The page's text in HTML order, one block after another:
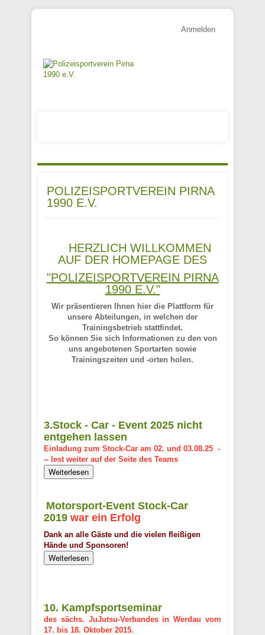
Anmelden
POLIZEISPORTVEREIN PIRNA
1990 E.V.
HERZLICH WILLKOMMEN
AUF DER HOMEPAGE DES
"POLIZEISPORTVEREIN PIRNA
1990 E.V."
Wir präsentieren Ihnen hier die Plattform für
unsere Abteilungen, in welchen der
Trainingsbetrieb stattfindet.
So können Sie sich Informationen zu den von
uns angebotenen Sportarten sowie
Trainingszeiten und -orten holen.
3.Stock - Car - Event 2025 nicht
entgehen lassen
Einladung zum Stock-Car am 02. und 03.08.25 -
-- lest weiter auf der Seite des Teams
Weiterlesen
Motorsport-Event Stock-Car
2019war ein Erfolg
Dank an alle Gäste und die vielen fleißigen
Hände und Sponsoren!
Weiterlesen
10. Kampfsportseminar
des sächs. JuJutsu-Verbandes in Werdau vom
17. bis 18. Oktober 2015.